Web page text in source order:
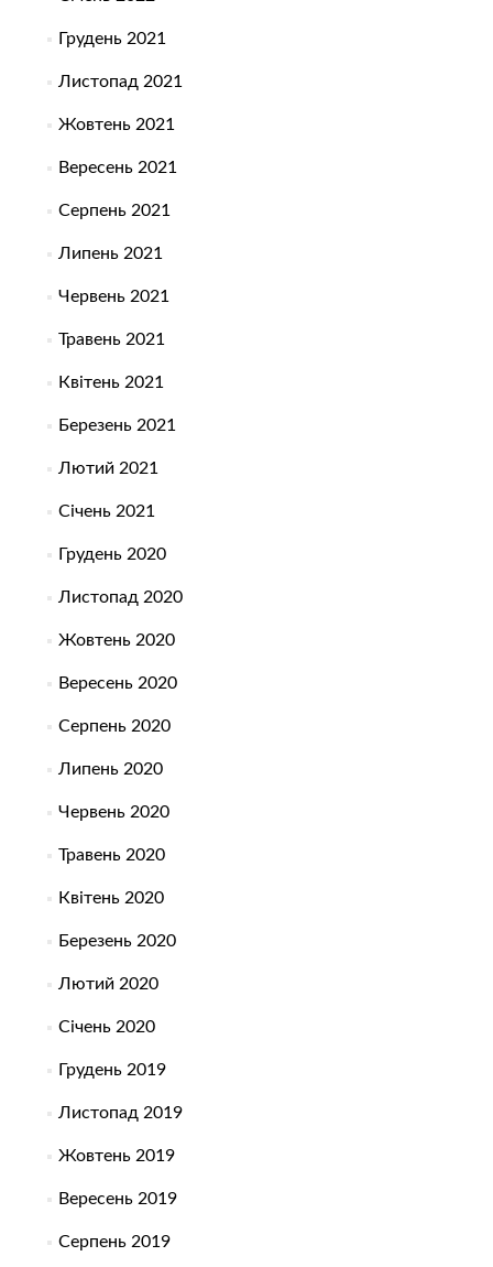
Грудень 2021
Листопад 2021
Жовтень 2021
Вересень 2021
Серпень 2021
Липень 2021
Червень 2021
Травень 2021
Квітень 2021
Березень 2021
Лютий 2021
Січень 2021
Грудень 2020
Листопад 2020
Жовтень 2020
Вересень 2020
Серпень 2020
Липень 2020
Червень 2020
Травень 2020
Квітень 2020
Березень 2020
Лютий 2020
Січень 2020
Грудень 2019
Листопад 2019
Жовтень 2019
Вересень 2019
Серпень 2019